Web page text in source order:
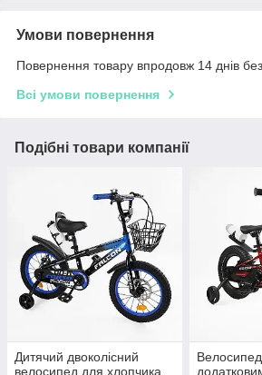
Умови повернення
Повернення товару впродовж 14 днів
Всі умови повернення
Подібні товари компанії
Дитячий двоколісний
велосипед для хлопчика